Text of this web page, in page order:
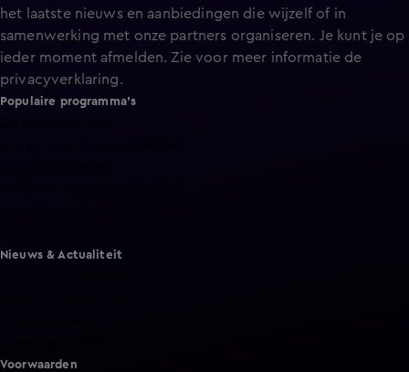
het laatste nieuws en aanbiedingen die wijzelf of in
samenwerking met onze partners organiseren. Je kunt je op
ieder moment afmelden. Zie voor meer informatie de
privacyverklaring.
Populaire programma's
Nieuws & Actualiteit
Voorwaarden